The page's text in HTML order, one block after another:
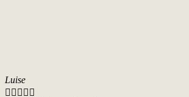
Luise
    